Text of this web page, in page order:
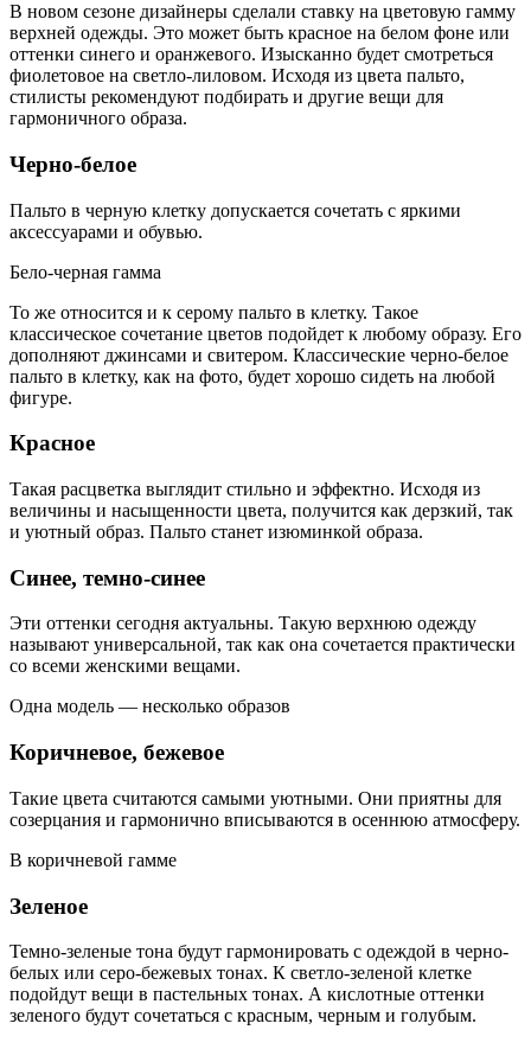
В новом сезоне дизайнеры сделали ставку на цветовую гамму
верхней одежды. Это может быть красное на белом фоне или
оттенки синего и оранжевого. Изысканно будет смотреться
фиолетовое на светло-лиловом. Исходя из цвета пальто,
стилисты рекомендуют подбирать и другие вещи для
гармоничного образа.
Черно-белое
Пальто в черную клетку допускается сочетать с яркими
аксессуарами и обувью.
Бело-черная гамма
То же относится и к серому пальто в клетку. Такое
классическое сочетание цветов подойдет к любому образу. Его
дополняют джинсами и свитером. Классические черно-белое
пальто в клетку, как на фото, будет хорошо сидеть на любой
фигуре.
Красное
Такая расцветка выглядит стильно и эффектно. Исходя из
величины и насыщенности цвета, получится как дерзкий, так
и уютный образ. Пальто станет изюминкой образа.
Синее, темно-синее
Эти оттенки сегодня актуальны. Такую верхнюю одежду
называют универсальной, так как она сочетается практически
со всеми женскими вещами.
Одна модель — несколько образов
Коричневое, бежевое
Такие цвета считаются самыми уютными. Они приятны для
созерцания и гармонично вписываются в осеннюю атмосферу.
В коричневой гамме
Зеленое
Темно-зеленые тона будут гармонировать с одеждой в черно-
белых или серо-бежевых тонах. К светло-зеленой клетке
подойдут вещи в пастельных тонах. А кислотные оттенки
зеленого будут сочетаться с красным, черным и голубым.